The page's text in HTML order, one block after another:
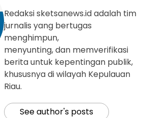
Redaksi sketsanews.id adalah tim
jurnalis yang bertugas
menghimpun,
menyunting, dan memverifikasi
berita untuk kepentingan publik,
khususnya di wilayah Kepulauan
Riau.
See author's posts